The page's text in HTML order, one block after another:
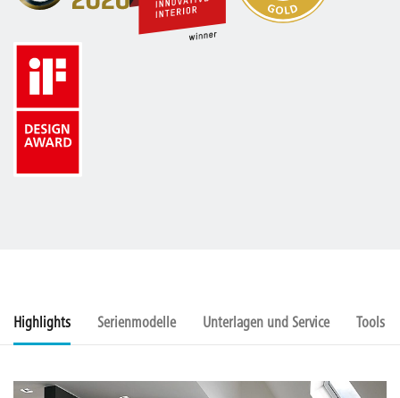
Highlights Serienmodelle Unterlagen und Service Tools